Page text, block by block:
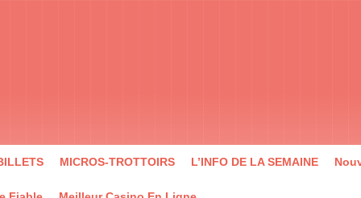
MICROS-TROTTOIRS L’INFO DE LA SEMAINE